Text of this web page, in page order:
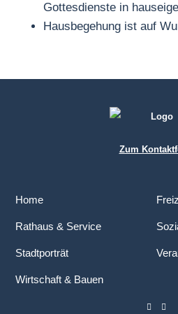
Gottesdienste in
Hausbegehung ist auf
Zum
Home
Rathaus & Service
Stadtporträt
Wirtschaft & Bauen